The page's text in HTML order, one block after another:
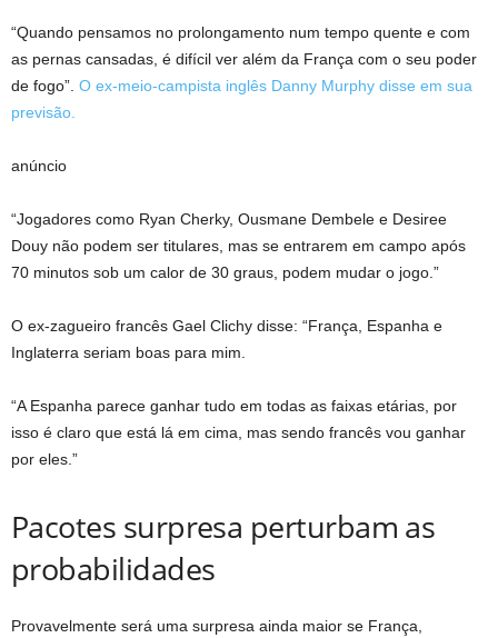
“Quando pensamos no prolongamento num tempo quente e com
as pernas cansadas, é difícil ver além da França com o seu poder
de fogo”. O ex-meio-campista inglês Danny Murphy disse em sua
previsão.
anúncio
“Jogadores como Ryan Cherky, Ousmane Dembele e Desiree
Douy não podem ser titulares, mas se entrarem em campo após
70 minutos sob um calor de 30 graus, podem mudar o jogo.”
O ex-zagueiro francês Gael Clichy disse: “França, Espanha e
Inglaterra seriam boas para mim.
“A Espanha parece ganhar tudo em todas as faixas etárias, por
isso é claro que está lá em cima, mas sendo francês vou ganhar
por eles.”
Pacotes surpresa perturbam as
probabilidades
Provavelmente será uma surpresa ainda maior se França,